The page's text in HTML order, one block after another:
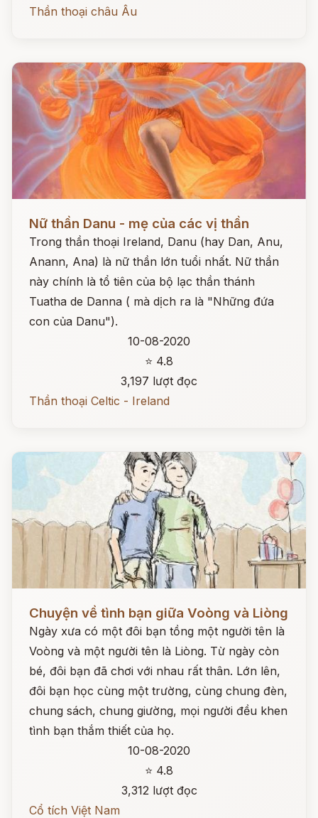
Thần thoại châu Âu
Nữ thần Danu - mẹ của các vị thần
Trong thần thoại Ireland, Danu (hay Dan, Anu,
Anann, Ana) là nữ thần lớn tuổi nhất. Nữ thần
này chính là tổ tiên của bộ lạc thần thánh
Tuatha de Danna ( mà dịch ra là "Những đứa
con của Danu").
10-08-2020
⭐ 4.8
3,197 lượt đọc
Thần thoại Celtic - Ireland
Chuyện về tình bạn giữa Voòng và Liòng
Ngày xưa có một đôi bạn tồng một người tên là
Voòng và một người tên là Liòng. Từ ngày còn
bé, đôi bạn đã chơi với nhau rất thân. Lớn lên,
đôi bạn học cùng một trường, cùng chung đèn,
chung sách, chung giường, mọi người đều khen
tình bạn thắm thiết của họ.
10-08-2020
⭐ 4.8
3,312 lượt đọc
Cổ tích Việt Nam